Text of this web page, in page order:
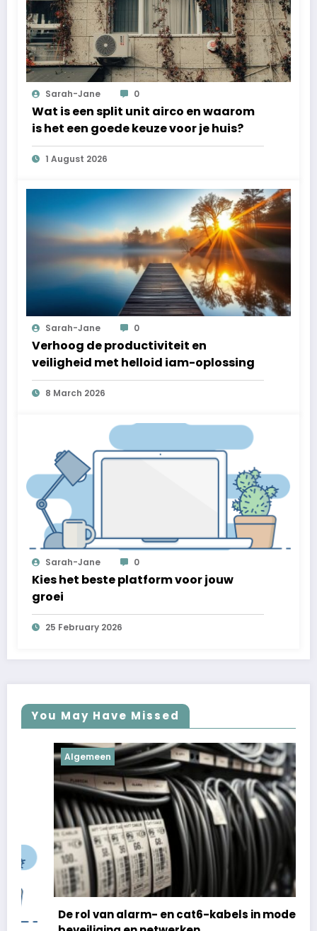
Sarah-Jane 0
Wat is een split unit airco en waarom
is het een goede keuze voor je huis?
1 August 2026
Sarah-Jane 0
Verhoog de productiviteit en
veiligheid met helloid iam-oplossing
8 March 2026
Sarah-Jane 0
Kies het beste platform voor jouw
groei
25 February 2026
You May Have Missed
Algemeen
De rol van alarm- en cat6-kabels in moderne